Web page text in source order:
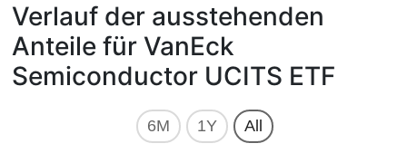
Verlauf der ausstehenden
Anteile für VanEck
Semiconductor UCITS ETF
6M 1Y All